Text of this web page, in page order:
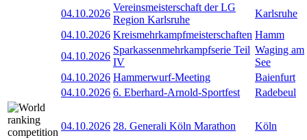
04.10.2026
Vereinsmeisterschaft der LG
Region Karlsruhe
Karlsruhe
04.10.2026 Kreismehrkampfmeisterschaften Hamm
04.10.2026
Sparkassenmehrkampfserie Teil
IV
Waging am
See
04.10.2026 Hammerwurf-Meeting
Baienfurt
04.10.2026 6. Eberhard-Arnold-Sportfest Radebeul
04.10.2026 28. Generali Köln Marathon Köln